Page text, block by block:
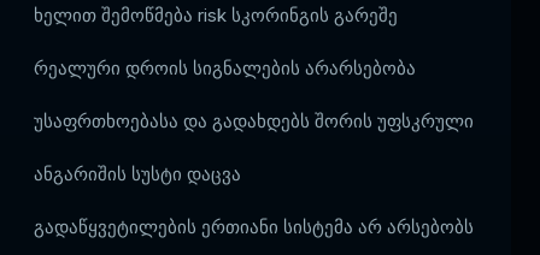
ხელით შემოწმება risk სკორინგის გარეშე
რეალური დროის სიგნალების არარსებობა
უსაფრთხოებასა და გადახდებს შორის უფსკრული
ანგარიშის სუსტი დაცვა
გადაწყვეტილების ერთიანი სისტემა არ არსებობს